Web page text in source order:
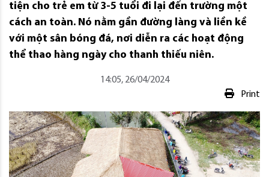
tiện cho trẻ em từ 3-5 tuổi đi lại đến trường một
cách an toàn. Nó nằm gần đường làng và liền kề
với một sân bóng đá, nơi diễn ra các hoạt động
thể thao hàng ngày cho thanh thiếu niên.
14:05, 26/04/2024
Print